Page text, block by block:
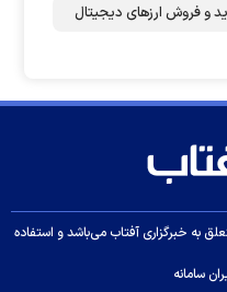
و فروش ارزهای دیجیتال
به خبرگزاری آفتاب می‌باشد و استفاده
سامانه